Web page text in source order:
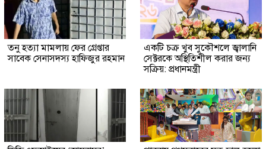
তনু হত্যা মামলায় ফের গ্রেপ্তার
সাবেক সেনাসদস্য হাফিজুর রহমান
একটি চক্র খুব সুকৌশলে জ্বালানি
সেক্টরকে অস্থিতিশীল করার জন্য
সক্রিয়: প্রধানমন্ত্রী